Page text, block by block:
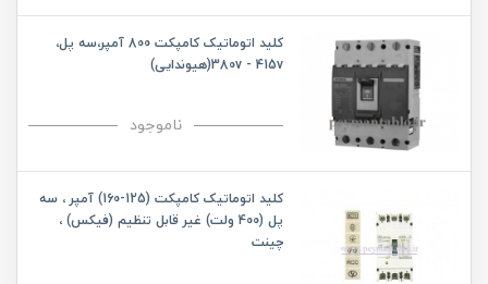
کلید اتوماتیک کامپکت 800 آمپر،سه پل،
380v - 415v(هیوندایی)
ناموجود
کلید اتوماتیک کامپکت (125-160) آمپر ، سه
پل (400 ولت) غیر قابل تنظیم (فیکس) ،
چینت